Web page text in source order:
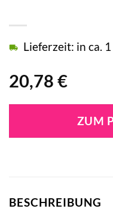
20,78 €
Lieferzeit: in ca.
ZUM
BESCHREIBUNG